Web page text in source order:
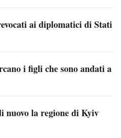
ai diplomatici di Stati
i figli che sono andati a
nuovo la regione di Kyiv